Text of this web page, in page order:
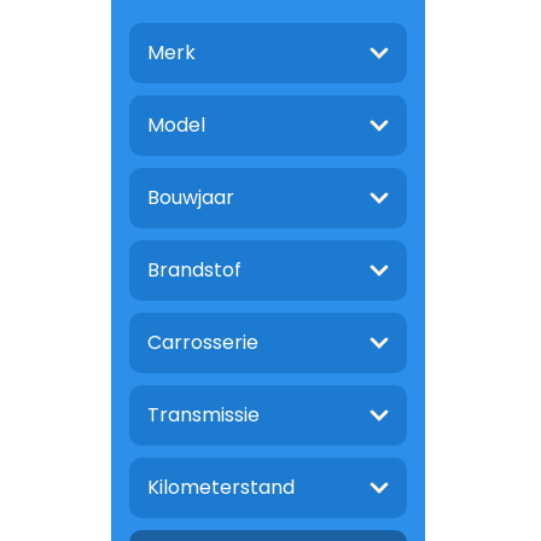
Merk
Model
Bouwjaar
Brandstof
Carrosserie
Transmissie
Kilometerstand